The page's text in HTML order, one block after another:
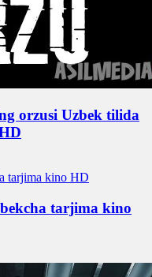
orzusi Uzbek tilida
tarjima kino